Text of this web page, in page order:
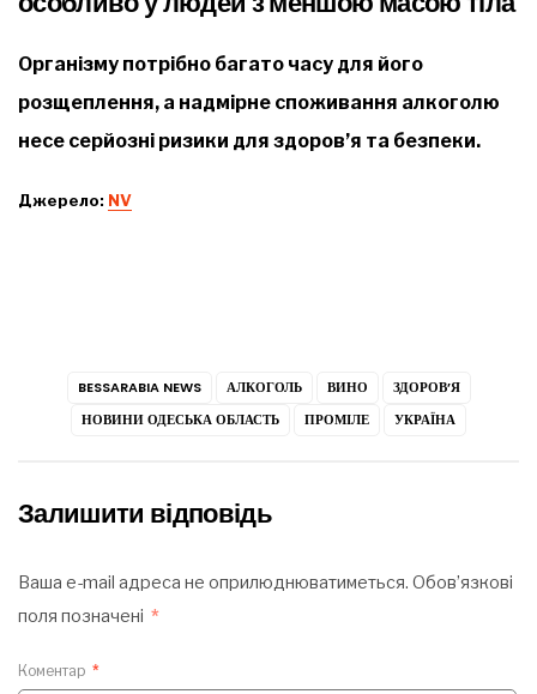
Організму потрібно багато часу для його
розщеплення, а надмірне споживання алкоголю
несе серйозні ризики для здоров’я та безпеки.
Джерело: NV
BESSARABIA NEWS АЛКОГОЛЬ ВИНО
ЗДОРОВ’Я
НОВИНИ ОДЕСЬКА ОБЛАСТЬ
ПРОМІЛЕ УКРАЇНА
Залишити відповідь
Ваша e-mail адреса не оприлюднюватиметься. Обов’язкові
поля позначені *
Коментар *